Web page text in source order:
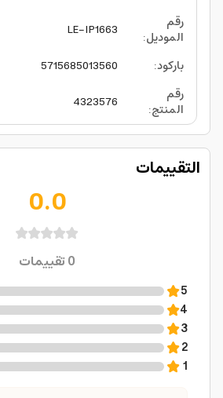
رقم
الموديل:
LE-IP1663
باركود:
5715685013560
رقم
المنتج:
4323576
التقييمات
0.0
0تقييمات
5
4
3
2
1